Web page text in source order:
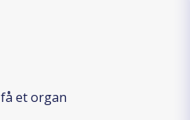
et organ